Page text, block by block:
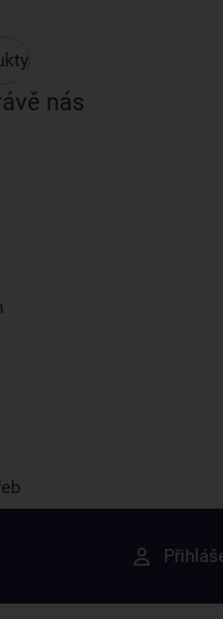
nás
slevy dřív než